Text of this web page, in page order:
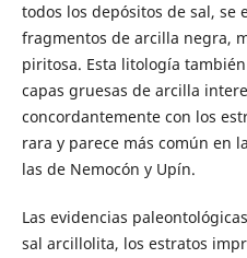
todos los depósitos de sal, se
fragmentos de arcilla negra,
piritosa. Esta litología
capas gruesas de arcilla
concordantemente con los
rara y parece más común en
las de Nemocón y Upín.
Las evidencias
sal arcillolita, los estratos